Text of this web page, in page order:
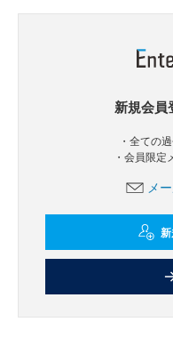
新規会員
・全ての
・会員限
メ